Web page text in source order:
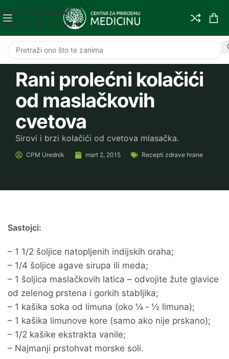
Skip to navigation
Skip to main content
Rani prolećni kolačići
od maslačkovih
cvetova
Sirovi i brzi kolačići od cvetova mlasačka.
CPM Urednik mart 2, 2015 Recepti zdrave hrane
Sastojci:
– 1 1/2 šoljice natopljenih indijskih oraha;
– 1/4 šoljice agave sirupa ili meda;
– 1 šoljica maslačkovih latica – odvojite žute glavice
od zelenog prstena i gorkih stabljika;
– 1 kašika soka od limuna (oko ¼ ‐ ½ limuna);
– 1 kašika limunove kore (samo ako nije prskano);
– 1/2 kašike ekstrakta vanile;
– Najmanji prstohvat morske soli.